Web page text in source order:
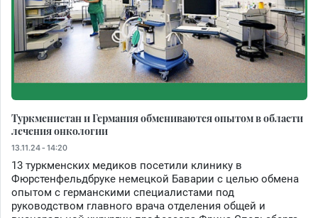
Туркменистан и Германия обмениваются опытом в области
лечения онкологии
13.11.24 - 14:20
13 туркменских медиков посетили клинику в
Фюрстенфельдбруке немецкой Баварии с целью обмена
опытом с германскими специалистами под
руководством главного врача отделения общей и